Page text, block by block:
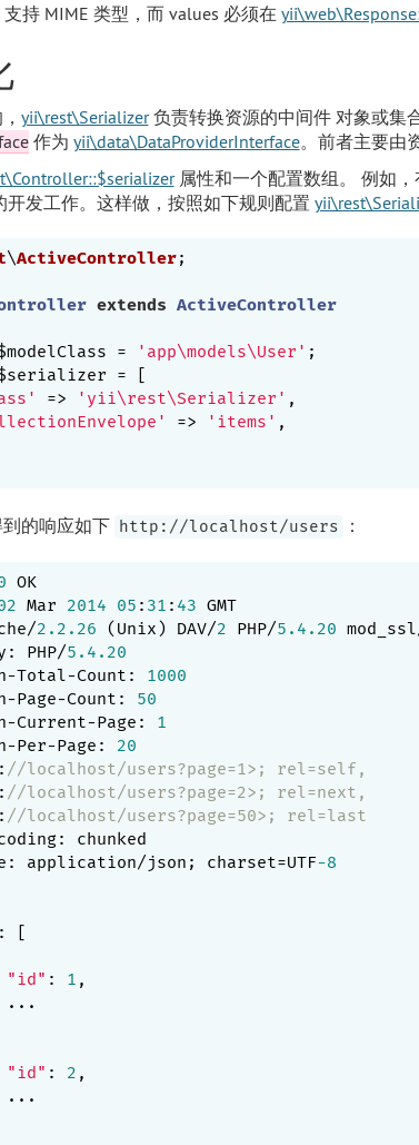
支持 MIME 类型，而 values 必须在
yii\rest\Serializer负责转换资源的中间件 对象或集
作为 yii\data\DataProviderInterface。前者主要由
属性和一个配置数组。 例如
发工作。这样做，按照如下规则配置
\ActiveController;
extends ActiveController
= 'app\models\User' ;
= [
=> 'yii\rest\Serializer' ,
=> 'items' ,
的响应如下 http://localhost/users ：
OK
Mar 2014 05 : 31 : 43 GMT
2.2 .26 (Unix) DAV/2 PHP/5.4 .20
PHP/5.4 .20
Total-Count: 1000
Page-Count: 50
Current-Page: 1
Per-Page: 20
//localhost/users?page=1>; rel=self,
//localhost/users?page=2>; rel=next,
//localhost/users?page=50>; rel=last
chunked
application/json; charset=UTF-8
: [
"id" : 1 ,
...
"id" : 2 ,
...